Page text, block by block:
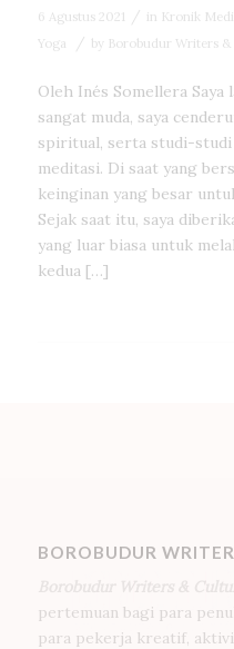
6 Agustus 2021 / in Kronik
Yoga
/ by Borobudur Writers &
Oleh Inés Somellera
sangat muda, saya
spiritual, serta studi-
meditasi. Di saat yang
keinginan yang besar
Sejak saat itu, saya
yang luar biasa untuk
kedua […]
BOROBUDUR
pertemuan bagi para
para pekerja kreatif,